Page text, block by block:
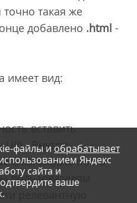
точно такая же
добавлено .html -
имеет вид:
вставить
Внутри
в заголовке поста
пользователям
релевантную
файлы и обрабатывает
Яндекс
сайта и
ваше